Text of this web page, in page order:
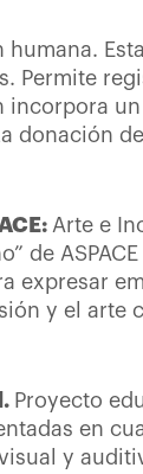
Permite
incorpora
donación
Arte e
de
expresar
y el arte
Proyecto
en
y